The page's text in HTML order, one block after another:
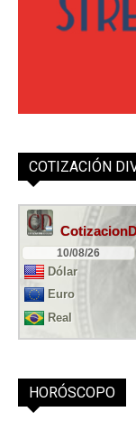
COTIZACIÓN
HORÓSCOPO